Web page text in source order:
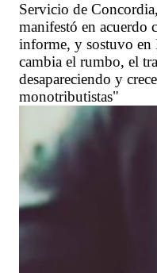
Servicio de
manifestó en acuerdo
informe, y sostuvo
cambia el rumbo, el
desapareciendo y
monotributistas"